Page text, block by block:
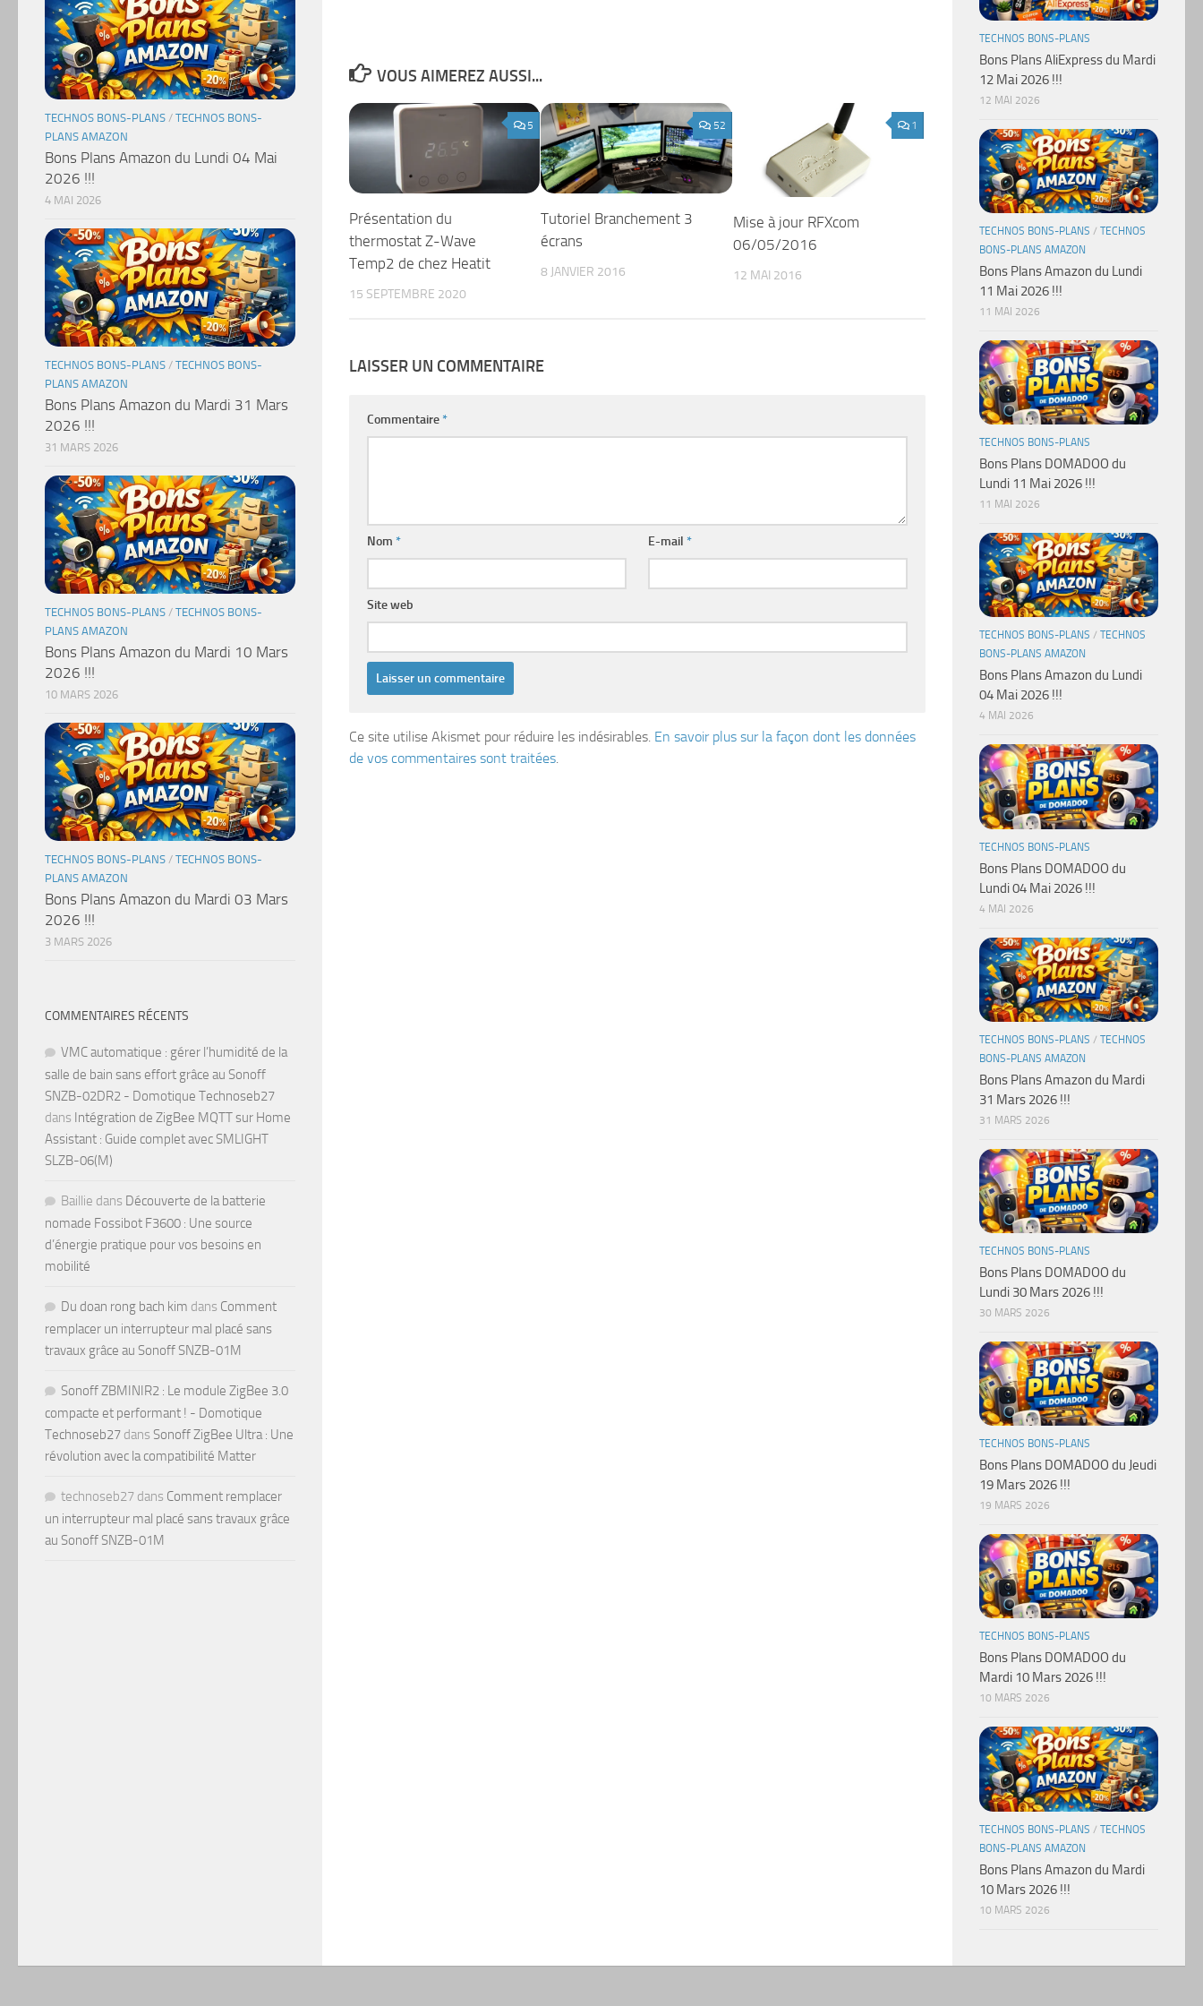
VOUS AIMEREZ AUSSI...
5
Présentation du
thermostat Z-Wave
Temp2 de chez Heatit
15 SEPTEMBRE 2020
52
Tutoriel Branchement 3
écrans
8 JANVIER 2016
1
Mise à jour RFXcom
06/05/2016
12 MAI 2016
LAISSER UN COMMENTAIRE
Commentaire*
Nom * E-mail*
Site web
Ce site utilise Akismet pour réduire les indésirables. En savoir plus sur la façon dont les données
de vos commentaires sont traitées
TECHNOS BONS-PLANS / TECHNOS BONS-
PLANS AMAZON
Bons Plans Amazon du Lundi 04 Mai
2026 !!!
4 MAI 2026
TECHNOS BONS-PLANS / TECHNOS BONS-
PLANS AMAZON
Bons Plans Amazon du Mardi 31 Mars
2026 !!!
31 MARS 2026
TECHNOS BONS-PLANS / TECHNOS BONS-
PLANS AMAZON
Bons Plans Amazon du Mardi 10 Mars
2026 !!!
10 MARS 2026
TECHNOS BONS-PLANS / TECHNOS BONS-
PLANS AMAZON
Bons Plans Amazon du Mardi 03 Mars
2026 !!!
3 MARS 2026
COMMENTAIRES RÉCENTS
VMC automatique : gérer l’humidité de la
salle de bain sans effort grâce au Sonoff
SNZB-02DR2 - Domotique Technoseb27
dans Intégration de ZigBee MQTT sur Home
Assistant : Guide complet avec SMLIGHT
SLZB-06(M)
Baillie dans Découverte de la batterie
nomade Fossibot F3600 : Une source
d’énergie pratique pour vos besoins en
mobilité
Du doan rong bach kim dans Comment
remplacer un interrupteur mal placé sans
travaux grâce au Sonoff SNZB-01M
Sonoff ZBMINIR2 : Le module ZigBee 3.0
compacte et performant ! - Domotique
Technoseb27 dans Sonoff ZigBee Ultra : Une
révolution avec la compatibilité Matter
technoseb27 dans Comment remplacer
un interrupteur mal placé sans travaux grâce
au Sonoff SNZB-01M
TECHNOS BONS-PLANS
Bons Plans AliExpress du Mardi
12 Mai 2026 !!!
12 MAI 2026
TECHNOS BONS-PLANS / TECHNOS
BONS-PLANS AMAZON
Bons Plans Amazon du Lundi
11 Mai 2026 !!!
11 MAI 2026
TECHNOS BONS-PLANS
Bons Plans DOMADOO du
Lundi 11 Mai 2026 !!!
11 MAI 2026
TECHNOS BONS-PLANS / TECHNOS
BONS-PLANS AMAZON
Bons Plans Amazon du Lundi
04 Mai 2026 !!!
4 MAI 2026
TECHNOS BONS-PLANS
Bons Plans DOMADOO du
Lundi 04 Mai 2026 !!!
4 MAI 2026
TECHNOS BONS-PLANS / TECHNOS
BONS-PLANS AMAZON
Bons Plans Amazon du Mardi
31 Mars 2026 !!!
31 MARS 2026
TECHNOS BONS-PLANS
Bons Plans DOMADOO du
Lundi 30 Mars 2026 !!!
30 MARS 2026
TECHNOS BONS-PLANS
Bons Plans DOMADOO du Jeudi
19 Mars 2026 !!!
19 MARS 2026
TECHNOS BONS-PLANS
Bons Plans DOMADOO du
Mardi 10 Mars 2026 !!!
10 MARS 2026
TECHNOS BONS-PLANS / TECHNOS
BONS-PLANS AMAZON
Bons Plans Amazon du Mardi
10 Mars 2026 !!!
10 MARS 2026